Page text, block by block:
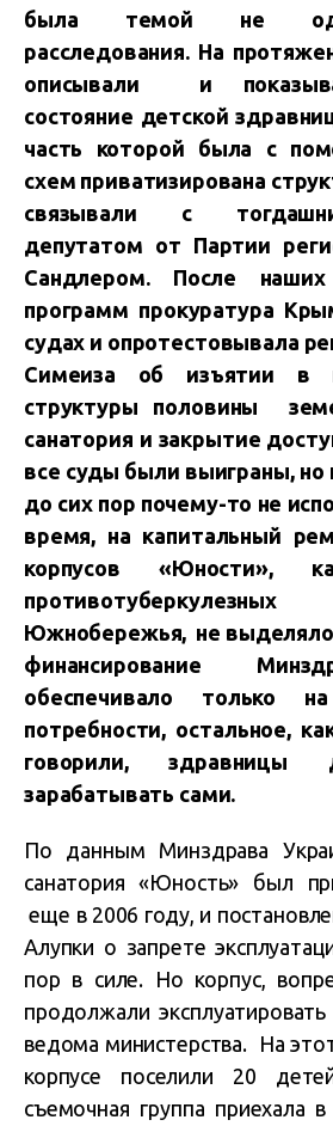
была темой не
расследования. На
описывали и
состояние детской
часть которой была с
схем приватизирована
связывали с
депутатом от Партии
Сандлером. После
программ прокуратура
судах и опротестовывала
Симеиза об изъятии в
структуры половины
санатория и закрытие
все суды были выиграны, но
до сих пор почему-то не
время, на капитальный
корпусов «Юности»,
Южнобережья, не
финансирование
обеспечивало только
потребности, остальное,
говорили,
зарабатывать сами.
По данным Минздрава
санатория «Юность» был
еще в 2006 году, и
Алупки о запрете
пор в силе. Но корпус,
продолжали
ведома министерства. На
корпусе поселили 20
съемочная группа приехала